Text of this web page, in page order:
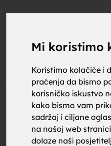
Mi koristimo
Koristimo kolačiće i
praćenja da bismo
korisničko iskustvo
kako bismo vam
sadržaj i ciljane
na našoj web
dolaze naši
za